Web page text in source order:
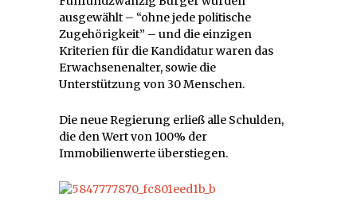
ausgewählt – “ohne jede politische
Zugehörigkeit” – und die einzigen
Kriterien für die Kandidatur waren das
Erwachsenenalter, sowie die
Unterstützung von 30 Menschen.
Die neue Regierung erließ alle Schulden,
die den Wert von 100% der
Immobilienwerte überstiegen.